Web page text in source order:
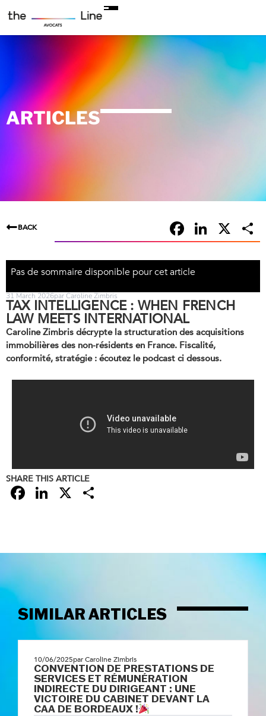
ARTICLES
BACK X
31 March 2026par Caroline Zimbris
TAX INTELLIGENCE : WHEN FRENCH
LAW MEETS INTERNATIONAL
Caroline Zimbris décrypte la structuration des acquisitions
immobilières des non-résidents en France. Fiscalité,
conformité, stratégie : écoutez le podcast ci dessous.
SHARE THIS ARTICLE
Facebook
LinkedIn
X
Pas de sommaire disponible pour cet article
SIMILAR ARTICLES
10/06/2025par Caroline Zimbris
CONVENTION DE PRESTATIONS DE
SERVICES ET RÉMUNÉRATION
INDIRECTE DU DIRIGEANT : UNE
VICTOIRE DU CABINET DEVANT LA
CAA DE BORDEAUX !